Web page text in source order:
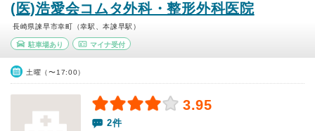
(医)浩愛会コムタ外科・整形外科医院
長崎県諫早市幸町（幸駅、本諫早駅）
駐車場あり マイナ受付
土曜（〜17:00）
3.95
2件